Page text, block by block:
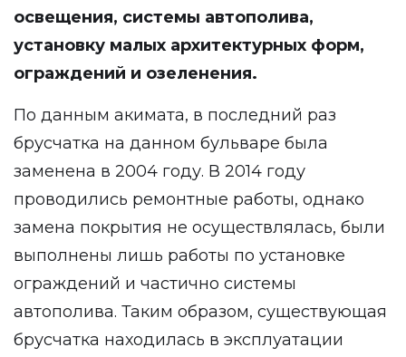
освещения, системы автополива,
установку малых архитектурных форм,
ограждений и озеленения.
По данным акимата, в последний раз
брусчатка на данном бульваре была
заменена в 2004 году. В 2014 году
проводились ремонтные работы, однако
замена покрытия не осуществлялась, были
выполнены лишь работы по установке
ограждений и частично системы
автополива. Таким образом, существующая
брусчатка находилась в эксплуатации